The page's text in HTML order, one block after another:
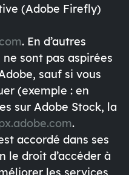
(Adobe Firefly)
. En d’autres
sont pas aspirées
sauf si vous
(exemple : en
sur Adobe Stock, la
.
accordé dans ses
le droit d’accéder à
les services